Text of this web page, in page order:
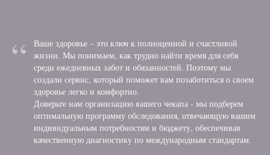
“
Ваше здоровье – это ключ к полноценной и счастливой
жизни. Мы понимаем, как трудно найти время для себя
среди ежедневных забот и обязанностей. Поэтому мы
создали сервис, который поможет вам позаботиться о своем
здоровье легко и комфортно.
Доверьте нам организацию вашего чекапа - мы подберем
оптимальную программу обследования, отвечающую вашим
индивидуальным потребностям и бюджету, обеспечивая
качественную диагностику по международным стандартам.